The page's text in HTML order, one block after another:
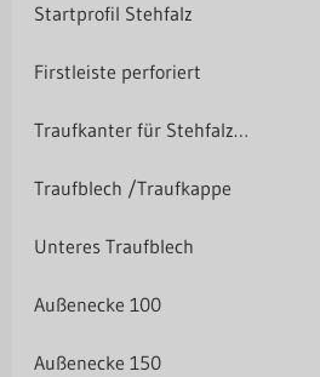
Startprofil Stehfalz
Firstleiste perforiert
Traufkanter für Stehfalzprofile
Traufblech /Traufkappe
Unteres Traufblech
Außenecke 100
Außenecke 150